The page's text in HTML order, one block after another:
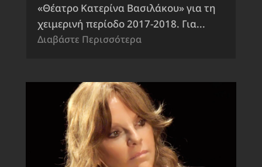
«Θέατρο Κατερίνα Βασιλάκου» για τη
χειμερινή περίοδο 2017-2018. Για...
Διαβάστε Περισσότερα